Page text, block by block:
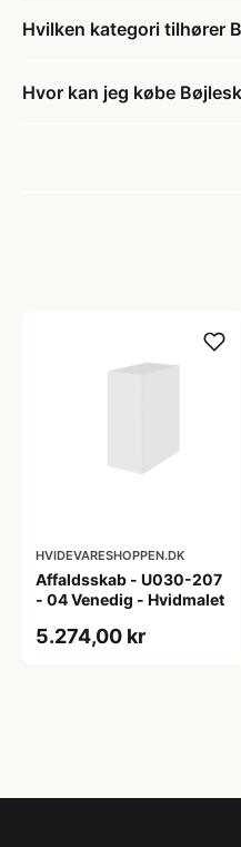
Hvilken kategori tilhører
Hvor kan jeg købe
HVIDEVARESHOPPEN.DK
Affaldsskab - U030-207
- 04 Venedig - Hvidmalet
5.274,00 kr